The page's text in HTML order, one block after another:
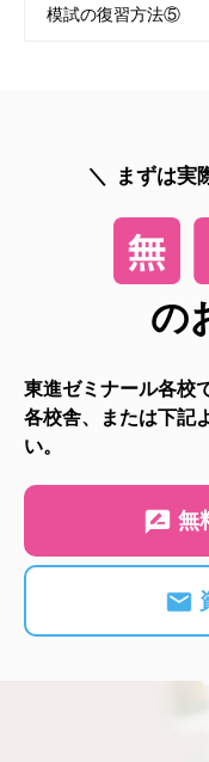
模試の復習方法⑤
まずは実
の
東進ゼミナール各校
各校舎、または下記
い。
無